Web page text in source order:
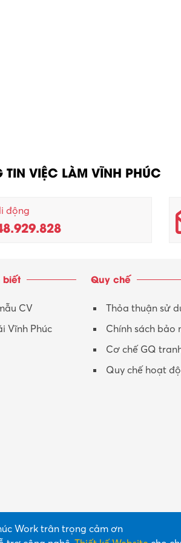
TIN VIỆC LÀM VĨNH PHÚC
động
biết
CV
Vĩnh Phúc
Quy chế
Thỏa thuận sử
Chính sách bảo
Cơ chế GQ
Quy chế hoạt
Work trân trọng cảm ơn